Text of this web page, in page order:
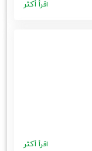
اقرأ أكثر
اقرأ أكثر